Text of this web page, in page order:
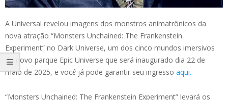
A Universal revelou imagens dos monstros animatrônicos da
nova atração “Monsters Unchained: The Frankenstein
Experiment” no Dark Universe, um dos cinco mundos imersivos
do novo parque Epic Universe que será inaugurado dia 22 de
maio de 2025, e você já pode garantir seu ingresso aqui.
“Monsters Unchained: The Frankenstein Experiment” levará os